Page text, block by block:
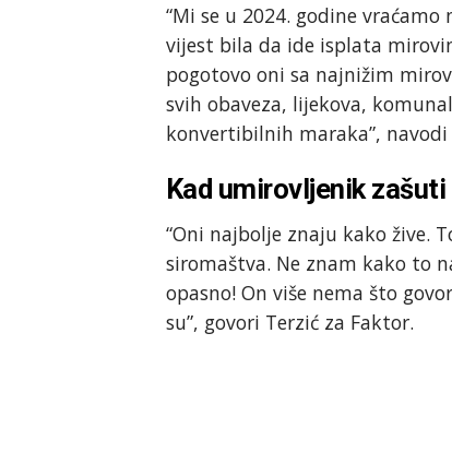
“Mi se u 2024. godine
vijest bila da ide isplata
pogotovo oni sa najnižim
svih obaveza, lijekova,
konvertibilnih maraka”, navodi
Kad umirovljenik zašuti
“Oni najbolje znaju kako žive.
siromaštva. Ne znam kako to
opasno! On više nema što
su”, govori Terzić za Faktor.